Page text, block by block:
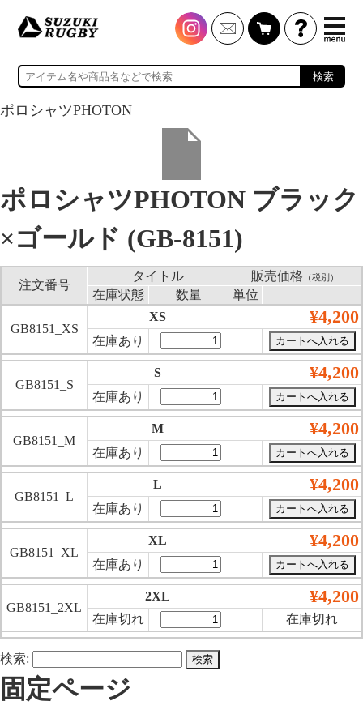
検索
ポロシャツPHOTON
ポロシャツPHOTON ブラック
×ゴールド (GB-8151)
注文番号
タイトル 販売価格 （税別）
在庫状態 数量 単位
GB8151_XS
XS ¥4,200
在庫あり
GB8151_S
S ¥4,200
在庫あり
GB8151_M
M ¥4,200
在庫あり
GB8151_L
L ¥4,200
在庫あり
GB8151_XL
XL ¥4,200
在庫あり
GB8151_2XL
2XL ¥4,200
在庫切れ 在庫切れ
検索:
固定ページ